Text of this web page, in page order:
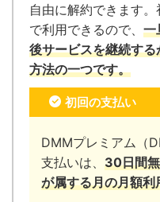
自由に解約できます。
で利用できるので、 一
後サービスを継続す
方法の一つです。
初回の支払い
DMMプレミアム（
支払いは、 30日間
が属する月の月額